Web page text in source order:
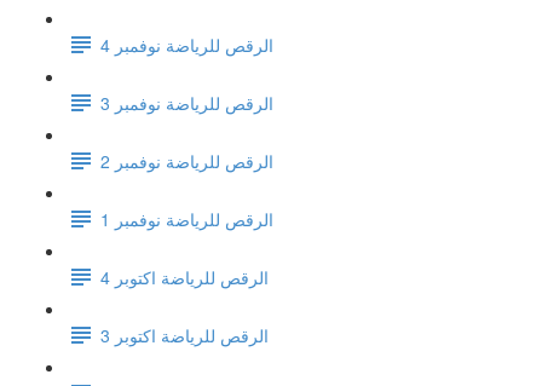
الرقص للرياضة نوفمبر 4
الرقص للرياضة نوفمبر 3
الرقص للرياضة نوفمبر 2
الرقص للرياضة نوفمبر 1
الرقص للرياضة اكتوبر 4
الرقص للرياضة اكتوبر 3